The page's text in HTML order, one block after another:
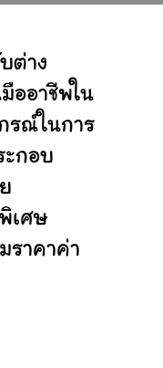
ต่าง
ออาชีพใน
รณ์ในการ
ะกอบ
เศษ
ราคาค่า